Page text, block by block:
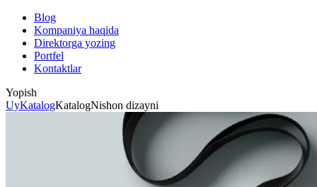
Blog
Kompaniya haqida
Direktorga yozing
Portfel
Kontaktlar
Yopish
UyKatalogKatalogNishon dizayni